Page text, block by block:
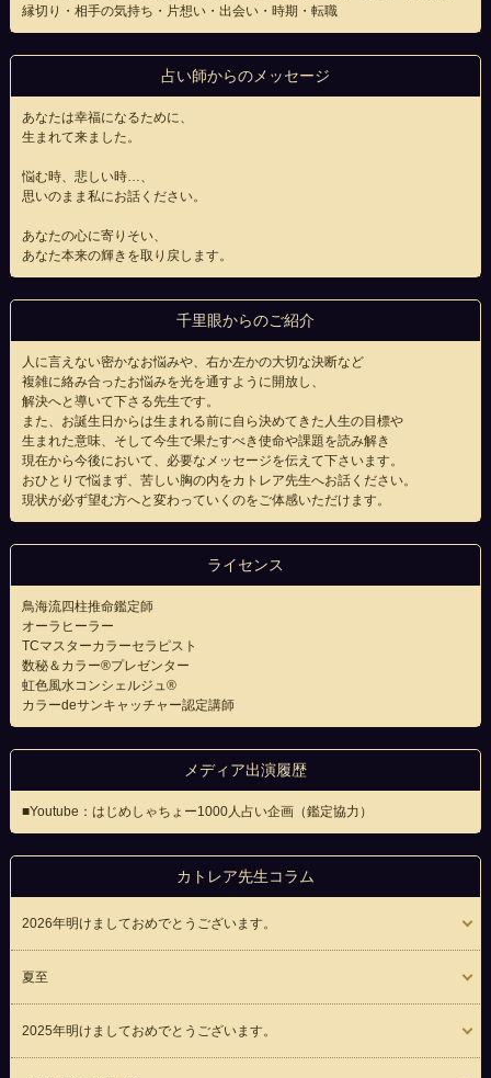
縁切り・相手の気持ち・片想い・出会い・時期・転職
占い師からのメッセージ
あなたは幸福になるために、
生まれて来ました。
悩む時、悲しい時…、
思いのまま私にお話ください。
あなたの心に寄りそい、
あなた本来の輝きを取り戻します。
千里眼からのご紹介
人に言えない密かなお悩みや、右か左かの大切な決断など
複雑に絡み合ったお悩みを光を通すように開放し、
解決へと導いて下さる先生です。
また、お誕生日からは生まれる前に自ら決めてきた人生の目標や
生まれた意味、そして今生で果たすべき使命や課題を読み解き
現在から今後において、必要なメッセージを伝えて下さいます。
おひとりで悩まず、苦しい胸の内をカトレア先生へお話ください。
現状が必ず望む方へと変わっていくのをご体感いただけます。
ライセンス
鳥海流四柱推命鑑定師
オーラヒーラー
TCマスターカラーセラピスト
数秘＆カラー®プレゼンター
虹色風水コンシェルジュ®
カラーdeサンキャッチャー認定講師
メディア出演履歴
■Youtube：はじめしゃちょー1000人占い企画（鑑定協力）
カトレア先生コラム
2026年明けましておめでとうございます。
夏至
2025年明けましておめでとうございます。